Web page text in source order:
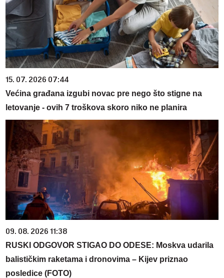
15. 07. 2026 07:44
Većina građana izgubi novac pre nego što stigne na
letovanje - ovih 7 troškova skoro niko ne planira
09. 08. 2026 11:38
RUSKI ODGOVOR STIGAO DO ODESE: Moskva udarila
balističkim raketama i dronovima – Kijev priznao
posledice (FOTO)